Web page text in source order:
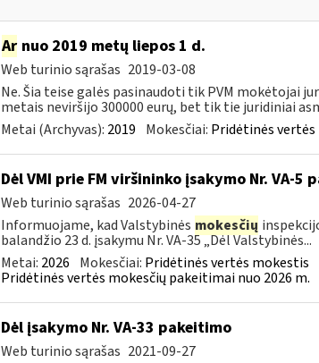
Arnuo 2019 metų liepos 1 d.
Web turinio sąrašas 2019-03-08
Ne. Šia teise galės pasinaudoti tik PVM mokėtojai
metais neviršijo 300000 eurų, bet tik tie juridiniai
Metai (Archyvas): 2019 Mokesčiai: Pridėtinės
Dėl VMI prie FM viršininko įsakymo Nr. VA-5
Web turinio sąrašas 2026-04-27
Informuojame, kad Valstybinės mokesčių
balandžio 23 d. įsakymu Nr. VA-35 „Dėl Valstybinės...
Metai: 2026 Mokesčiai: Pridėtinės vertės mokestis
Pridėtinės vertės mokesčių pakeitimai nuo 2026 m.
Dėl įsakymo Nr. VA-33 pakeitimo
Web turinio sąrašas 2021-09-27